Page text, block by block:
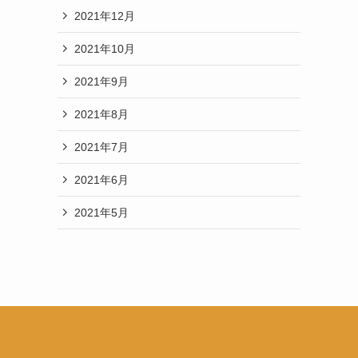
2021年12月
2021年10月
2021年9月
2021年8月
2021年7月
2021年6月
2021年5月